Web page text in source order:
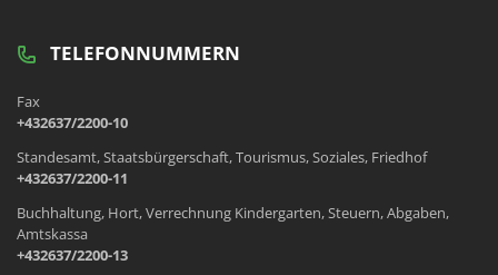
TELEFONNUMMERN
Fax
+432637/2200-10
Standesamt, Staatsbürgerschaft, Tourismus, Soziales, Friedhof
+432637/2200-11
Buchhaltung, Hort, Verrechnung Kindergarten, Steuern, Abgaben,
Amtskassa
+432637/2200-13